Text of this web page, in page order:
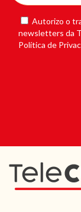
Autorizo o
newsletters da
Política de